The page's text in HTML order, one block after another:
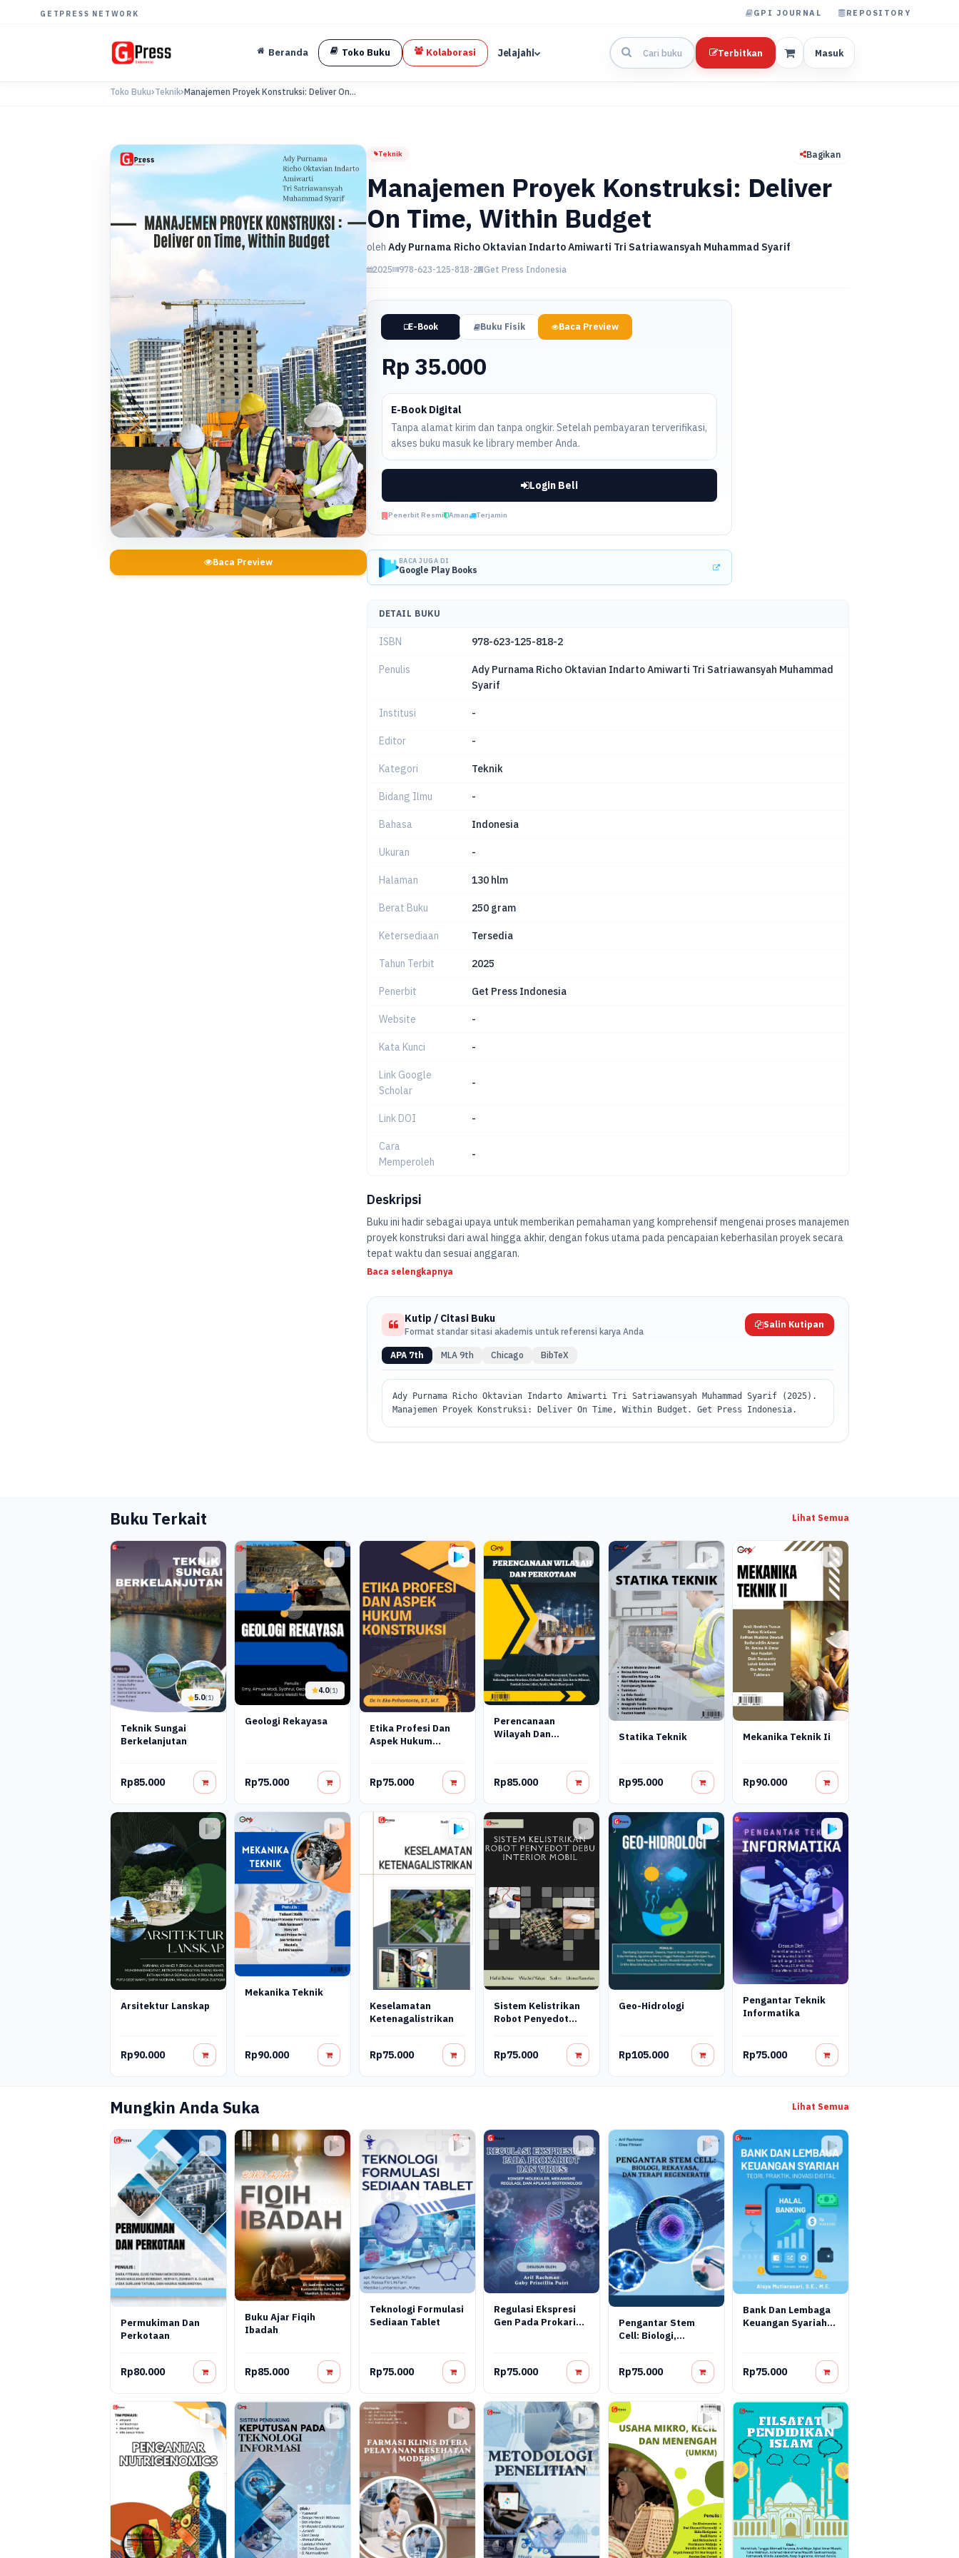
GETPRESS NETWORK GPI JOURNAL REPOSITORY
Beranda Toko Buku Kolaborasi Jelajahi Terbitkan Masuk
Toko Buku Teknik Manajemen Proyek Konstruksi: Deliver On...
Baca Preview
Teknik Bagikan
Manajemen Proyek Konstruksi: Deliver
On Time, Within Budget
oleh Ady Purnama Richo Oktavian Indarto Amiwarti Tri Satriawansyah Muhammad Syarif
2025 978-623-125-818-2 Get Press Indonesia
E-Book Buku Fisik Baca Preview
Rp 35.000
E-Book Digital
Tanpa alamat kirim dan tanpa ongkir. Setelah pembayaran terverifikasi,
akses buku masuk ke library member Anda.
Login Beli
Penerbit Resmi Aman Terjamin
BACA JUGA DI
Google Play Books
DETAIL BUKU
ISBN 978-623-125-818-2
Penulis
Ady Purnama Richo Oktavian Indarto Amiwarti Tri Satriawansyah Muhammad
Syarif
Institusi -
Editor -
Kategori Teknik
Bidang Ilmu -
Bahasa Indonesia
Ukuran -
Halaman 130 hlm
Berat Buku 250 gram
Ketersediaan Tersedia
Tahun Terbit 2025
Penerbit Get Press Indonesia
Website -
Kata Kunci -
Link Google
Scholar
-
Link DOI -
Cara
Memperoleh
-
Deskripsi
Buku ini hadir sebagai upaya untuk memberikan pemahaman yang komprehensif mengenai proses manajemen
proyek konstruksi dari awal hingga akhir, dengan fokus utama pada pencapaian keberhasilan proyek secara
tepat waktu dan sesuai anggaran.
Baca selengkapnya
Kutip / Citasi Buku
Format standar sitasi akademis untuk referensi karya Anda
Salin Kutipan
APA 7th MLA 9th Chicago BibTeX
Ady Purnama Richo Oktavian Indarto Amiwarti Tri Satriawansyah Muhammad Syarif (2025).
Manajemen Proyek Konstruksi: Deliver On Time, Within Budget. Get Press Indonesia.
Buku Terkait Lihat Semua
5.0(1)
Teknik Sungai
Berkelanjutan
Rp85.000
4.0(1)
Geologi Rekayasa
Rp75.000
Etika Profesi Dan
Aspek Hukum
Rp75.000
Perencanaan
Wilayah Dan
Rp85.000
Statika Teknik
Rp95.000
Mekanika Teknik Ii
Rp90.000
Arsitektur Lanskap
Rp90.000
Mekanika Teknik
Rp90.000
Keselamatan
Ketenagalistrikan
Rp75.000
Sistem Kelistrikan
Robot Penyedot
Rp75.000
Geo-Hidrologi
Rp105.000
Pengantar Teknik
Informatika
Rp75.000
Mungkin Anda Suka Lihat Semua
Permukiman Dan
Perkotaan
Rp80.000
Buku Ajar Fiqih
Ibadah
Rp85.000
Teknologi Formulasi
Sediaan Tablet
Rp75.000
Regulasi Ekspresi
Gen Pada Prokariot
Regulasi, Dan
Bioteknologi
Rp75.000
Pengantar Stem
Cell: Biologi,
Terapi Regeneratif
Rp75.000
Bank Dan Lembaga
Keuangan Syariah
Rp75.000